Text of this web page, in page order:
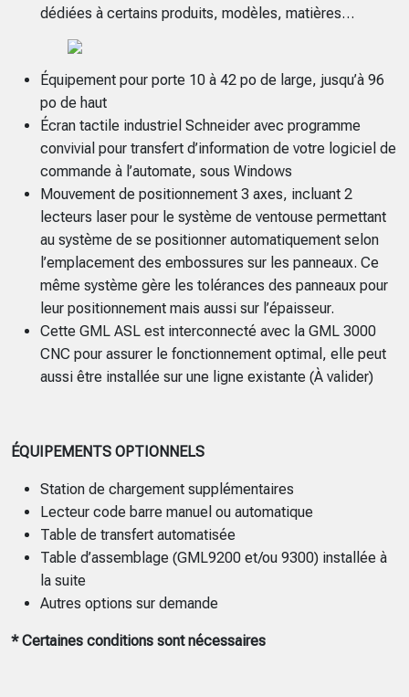
dédiées à certains produits, modèles, matières…
Équipement pour porte 10 à 42 po de large, jusqu’à 96
po de haut
Écran tactile industriel Schneider avec programme
convivial pour transfert d’information de votre logiciel de
commande à l’automate, sous Windows
Mouvement de positionnement 3 axes, incluant 2
lecteurs laser pour le système de ventouse permettant
au système de se positionner automatiquement selon
l’emplacement des embossures sur les panneaux. Ce
même système gère les tolérances des panneaux pour
leur positionnement mais aussi sur l’épaisseur.
Cette GML ASL est interconnecté avec la GML 3000
CNC pour assurer le fonctionnement optimal, elle peut
aussi être installée sur une ligne existante (À valider)
ÉQUIPEMENTS OPTIONNELS
Station de chargement supplémentaires
Lecteur code barre manuel ou automatique
Table de transfert automatisée
Table d’assemblage (GML9200 et/ou 9300) installée à
la suite
Autres options sur demande
* Certaines conditions sont nécessaires